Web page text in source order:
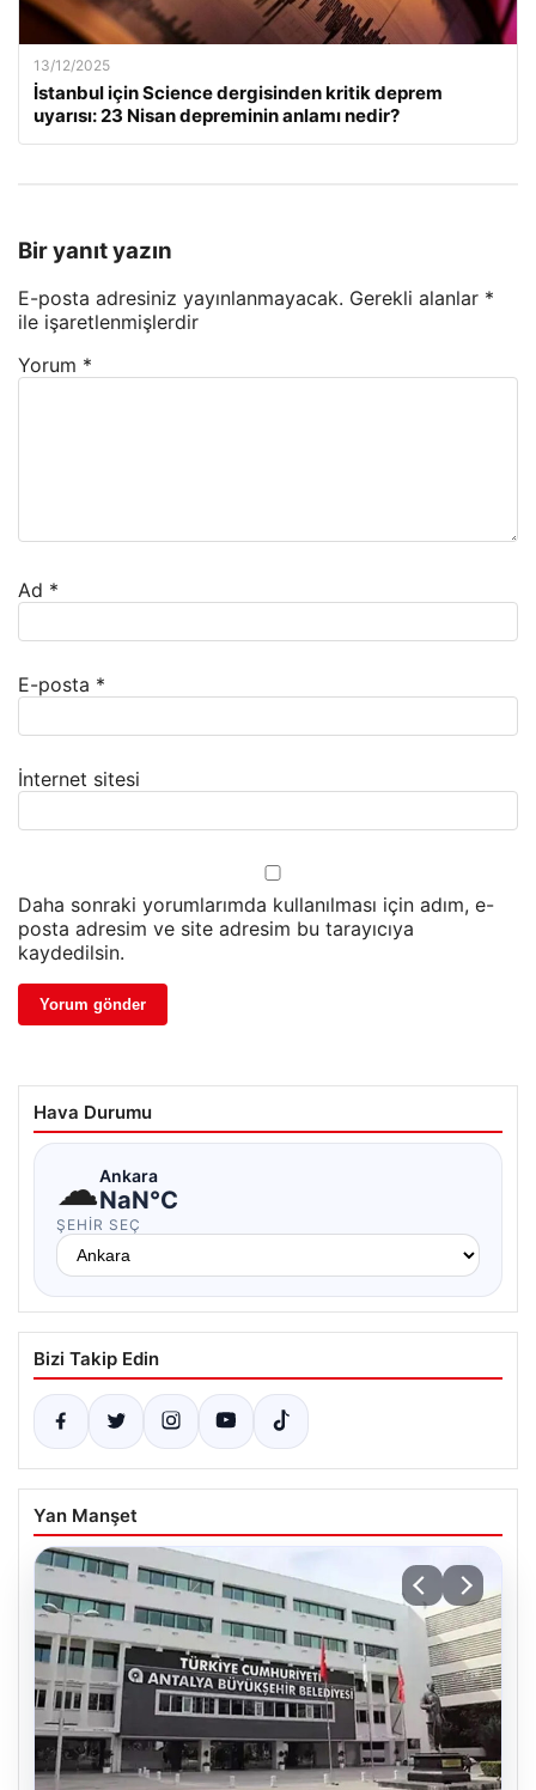
13/12/2025
İstanbul için Science dergisinden kritik deprem
uyarısı: 23 Nisan depreminin anlamı nedir?
Bir yanıt yazın
E-posta adresiniz yayınlanmayacak. Gerekli alanlar *
ile işaretlenmişlerdir
Yorum *
Ad *
E-posta *
İnternet sitesi
Daha sonraki yorumlarımda kullanılması için adım, e-
posta adresim ve site adresim bu tarayıcıya
kaydedilsin.
Hava Durumu
☁Ankara
NaN°C
ŞEHIR SEÇ
Bizi Takip Edin
Yan Manşet